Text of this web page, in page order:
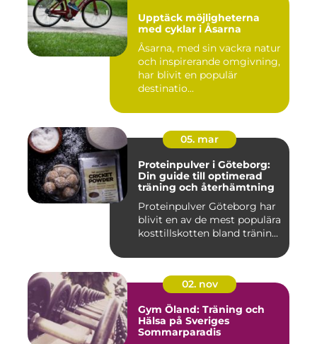
Upptäck möjligheterna
med cyklar i Åsarna
Åsarna, med sin vackra natur
och inspirerande omgivning,
har blivit en populär
destinatio...
05. mar
Proteinpulver i Göteborg:
Din guide till optimerad
träning och återhämtning
Proteinpulver Göteborg har
blivit en av de mest populära
kosttillskotten bland tränin...
02. nov
Gym Öland: Träning och
Hälsa på Sveriges
Sommarparadis